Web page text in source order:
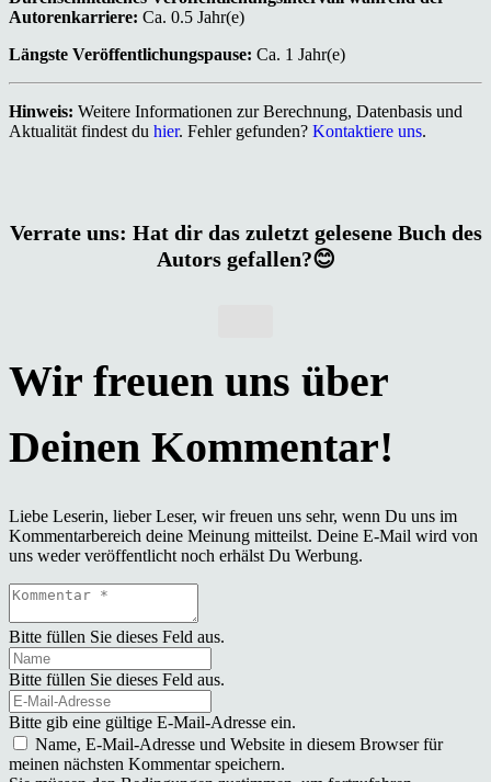
Autorenkarriere: Ca. 0.5 Jahr(e)
Längste Veröffentlichungspause: Ca. 1 Jahr(e)
Hinweis: Weitere Informationen zur Berechnung, Datenbasis und
Aktualität findest du hier. Fehler gefunden? Kontaktiere uns.
Verrate uns: Hat dir das zuletzt gelesene Buch des
Autors gefallen?😊
Liebe Leserin, lieber Leser, wir freuen uns sehr, wenn Du uns im
Kommentarbereich deine Meinung mitteilst. Deine E-Mail wird von
uns weder veröffentlicht noch erhälst Du Werbung.
Bitte füllen Sie dieses Feld aus.
Bitte füllen Sie dieses Feld aus.
Bitte gib eine gültige E-Mail-Adresse ein.
Name, E-Mail-Adresse und Website in diesem Browser für
meinen nächsten Kommentar speichern.